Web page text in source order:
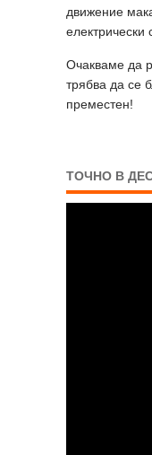
движение
електрически
Очакваме да
трябва да се
преместен!
ТОЧНО В